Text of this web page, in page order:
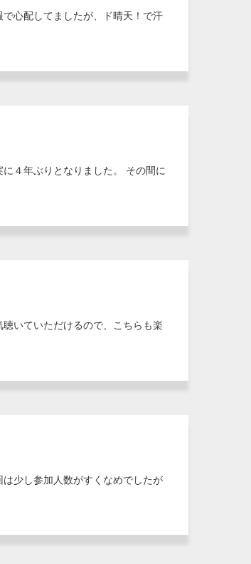
心配してましたが、ド晴天！で汗
４年ぶりとなりました。 その間に
いていただけるので、こちらも楽
少し参加人数がすくなめでしたが